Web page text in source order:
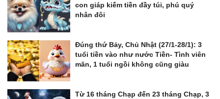
con giáp kiếm tiền đầy túi, phú quý
nhân đôi
Đúng thứ Bảy, Chủ Nhật (27/1-28/1): 3
tuổi tiền vào như nước Tiền- Tình viên
mãn, 1 tuổi ngồi không cũng giàu
Từ 16 tháng Chạp đến 23 tháng Chạp, 3